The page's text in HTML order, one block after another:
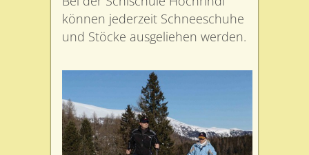
können jederzeit Schneeschuhe
und Stöcke ausgeliehen werden.